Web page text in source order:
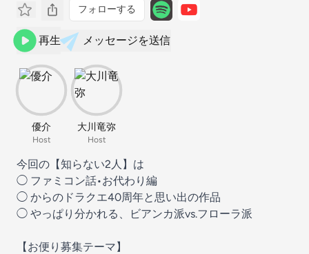
フォローする
再生 メッセージを送信
優介
Host
大川竜弥
Host
今回の【知らない2人】は
◯ ファミコン話•お代わり編
◯ からのドラクエ40周年と思い出の作品
◯ やっぱり分かれる、ビアンカ派vs.フローラ派
【お便り募集テーマ】